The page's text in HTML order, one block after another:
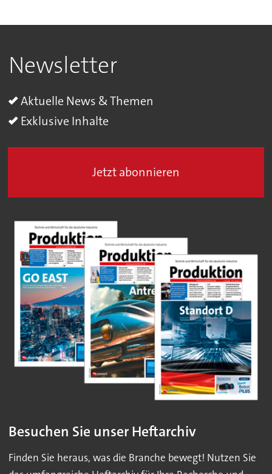
Newsletter
Aktuelle News & Themen
Exklusive Inhalte
Jetzt abonnieren
Besuchen Sie unser Heftarchiv
Finden Sie heraus, was die Branche bewegt! Nutzen Sie